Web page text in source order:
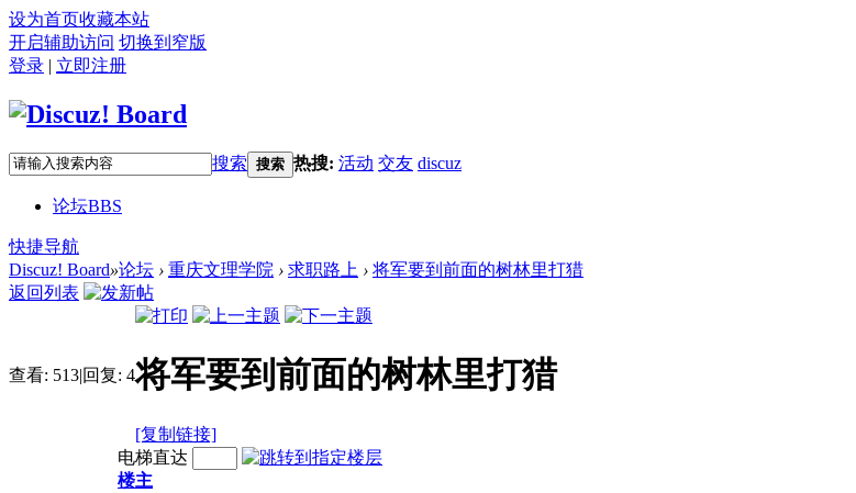
设为首页收藏本站
开启辅助访问 切换到窄版
登录 | 立即注册
搜索 搜索 热搜: 活动 交友 discuz
论坛BBS
快捷导航
Discuz! Board»论坛 › 重庆文理学院 › 求职路上 › 将军要到前面的树林里打猎
返回列表
查看: 513|回复: 4将军要到前面的树林里打猎
[复制链接]
电梯直达
楼主